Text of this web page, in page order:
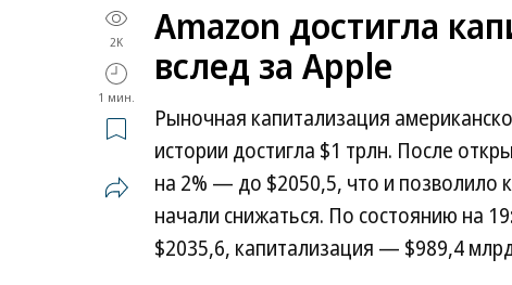
2K
1 мин.
Amazon достигла
вслед за Apple
Рыночная капитализация
истории достигла $1 трлн. После
на 2% — до $2050,5, что и позволило
начали снижаться. По состоянию на
$2035,6, капитализация — $989,4